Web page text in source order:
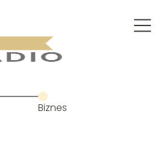
Biznes